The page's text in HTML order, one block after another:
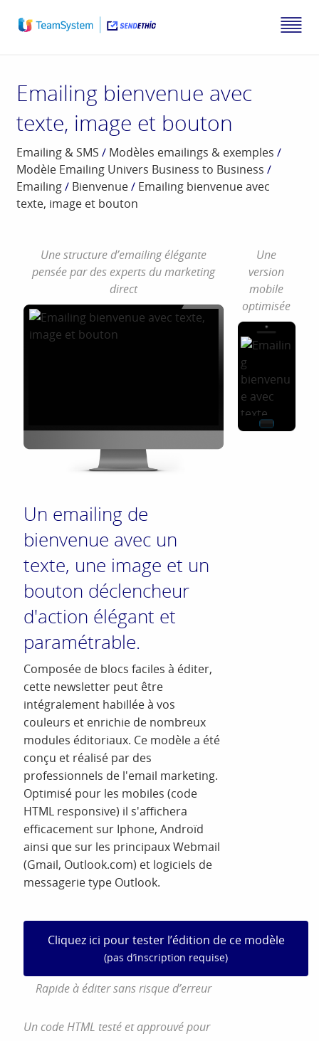
Emailing bienvenue avec
texte, image et bouton
Emailing & SMS / Modèles emailings & exemples /
Modèle Emailing Univers Business to Business /
Emailing/ Bienvenue/ Emailing bienvenue avec
texte, image et bouton
Une structure d’emailing élégante
pensée par des experts du marketing
direct
Une
version
mobile
optimisée
Un emailing de
bienvenue avec un
texte, une image et un
bouton déclencheur
d'action élégant et
paramétrable.
Composée de blocs faciles à éditer,
cette newsletter peut être
intégralement habillée à vos
couleurs et enrichie de nombreux
modules éditoriaux. Ce modèle a été
conçu et réalisé par des
professionnels de l'email marketing.
Optimisé pour les mobiles (code
HTML responsive) il s'affichera
efficacement sur Iphone, Androïd
ainsi que sur les principaux Webmail
(Gmail, Outlook.com) et logiciels de
messagerie type Outlook.
Cliquez ici pour tester l’édition de ce modèle
(pas d’inscription requise)
Rapide à éditer sans risque d’erreur
Un code HTML testé et approuvé pour